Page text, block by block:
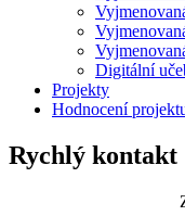
Digitální
Projekty
Hodnocení
Rychlý kontakt